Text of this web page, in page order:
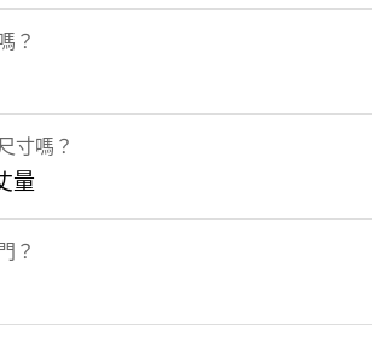
？
寸嗎？
量
？